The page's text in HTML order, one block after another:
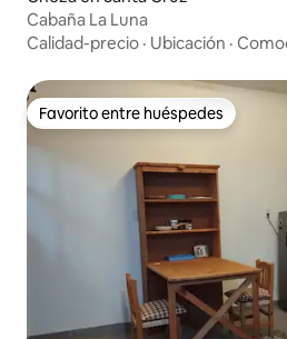
Cabaña La Luna
Calidad-precio · Ubicación ·
Favorito entre huéspedes
Favorito entre huéspedes